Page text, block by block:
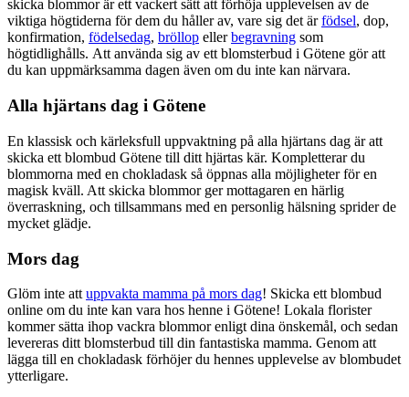
skicka blommor är ett vackert sätt att förhöja upplevelsen av de
viktiga högtiderna för dem du håller av, vare sig det ärfödsel, dop,
konfirmation, födelsedag, bröllop ellerbegravning som
högtidlighålls. Att använda sig av ett blomsterbud i Götene gör att
du kan uppmärksamma dagen även om du inte kan närvara.
Alla hjärtans dag i Götene
En klassisk och kärleksfull uppvaktning på alla hjärtans dag är att
skicka ett blombud Götene till ditt hjärtas kär. Kompletterar du
blommorna med en chokladask så öppnas alla möjligheter för en
magisk kväll. Att skicka blommor ger mottagaren en härlig
överraskning, och tillsammans med en personlig hälsning sprider de
mycket glädje.
Mors dag
Glöm inte att uppvakta mamma på mors dag! Skicka ett blombud
online om du inte kan vara hos henne i Götene! Lokala florister
kommer sätta ihop vackra blommor enligt dina önskemål, och sedan
levereras ditt blomsterbud till din fantastiska mamma. Genom att
lägga till en chokladask förhöjer du hennes upplevelse av blombudet
ytterligare.